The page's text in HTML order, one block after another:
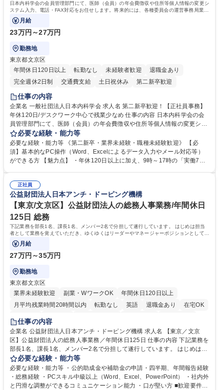
日本内科学会の会員管理部門にて、医師（会員）の年会費徴収や住所等個人情報の変更シ
ステム入力、電話・FAX対応をお任せします。将来的には、各種委員会の運営事務局業務
などにも幅広く携わっていただきます。
月給
23万円～27万円
勤務地
東京都文京区
年間休日120日以上
転勤なし 未経験者歓迎
退職金あり
完全週休2日制
交通費支給 土日祝休み 第二新卒歓迎
仕事の内容
企業名 一般社団法人日本内科学会 求人名 第二新卒歓迎！【正社員事務】
年休120日/デスクワーク中心で残業少なめ 仕事の内容 日本内科学会の会
員管理部門にて、医師（会員）の年会費徴収や住所等個人情報の変更シス
テム入力、電話・FAX対応をお任せします。将来的には、各種委員会の運
営事務局業務などにも幅広く携わっていただきます。 【会員管理・データ
入力業務】 ・医師（会員）の住所変更、個人情報のシステム登録・更新
・年会費の徴収管理や入金データの照合確認 【問い合わせ対応】 ・会員
年休120日/デスクワーク中心で残業少なめ
必要な経験・能力等
必要な経験・能力等 《第二新卒・業界未経験・職種未経験歓迎》 【必
須】基本的なPC操作（Word、Excelによるデータ入力やメール対応等）
ができる方 【魅力点】 ・年休120日以上に加え、9時～17時の「実働7時
整、資料作成、当日の運営サポート 学歴・資格 学歴：大学院 大学 語学
力： 資格：
正社員
公益財団法人日本アンチ・ドーピング機構
【東京/文京区】公益財団法人の総務人事業務/年間休日
125日 総務
下記業務を部長1名、課長1名、メンバー2名で分担して遂行しています。 はじめは担当
者として業務を覚えていただき、ゆくゆくはリーダーやマネージャーポジションとして活
躍いただくことを期待しています。
月給
27万円～35万円
勤務地
東京都文京区
業界未経験歓迎
副業・WワークOK
年間休日120日以上
月平均残業時間20時間以内
転勤なし 英語 退職金あり
在宅OK
賞与あり
育休あり
食事補助あり
仕事の内容
企業名 公益財団法人日本アンチ・ドーピング機構 求人名 【東京／文京
区】公益財団法人の総務人事業務／年間休日125日 仕事の内容 下記業務を
部長1名、課長1名、メンバー2名で分担して遂行しています。 はじめは担
当者として業務を覚えていただき、ゆくゆくはリーダーやマネージャーポ
ジションとして活躍いただくことを期待しています。 【総務・人事グルー
プの業務内容】 ・人事制度関連 ・採用活動 ・教育研修の企画、実行 ・勤
怠管理 ・官公庁への各種提出 ・法定の会議運営（評議員会、理事会） ・
必要な経験・能力等
必要な経験・能力等 ・公的助成金や補助金の申請・四半期、年間報告経験
・総務経験 ・PCスキル中級以上（Word、Excel、PowerPoint） ・社内外
と円滑な調整ができるコミュニケーション能力 ・口が堅い方 ■歓迎要件